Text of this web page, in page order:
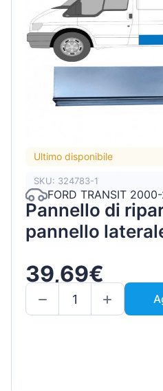
Ultimo disponibile
SKU: 324783-1
FORD TRANSIT
Pannello di
pannello
39,69€